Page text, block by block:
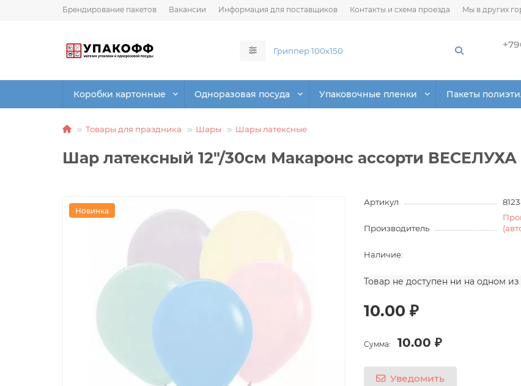
Брендирование пакетов Вакансии Информация для поставщиков Контакты и схема проезда Мы в других
Коробки картонные Одноразовая посуда Упаковочные пленки Пакеты
Товары для праздника Шары Шары латексные
Шар латексный 12"/30см Макаронс ассорти ВЕСЕЛУХА
Новинка
Артикул
Производитель
Наличие:
Товар не доступен ни на одном из
10.00 ₽
Сумма: 10.00 ₽
Уведомить